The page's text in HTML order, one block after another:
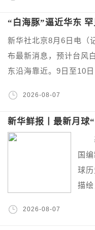
“白海豚”逼近华东
新华社北京8月6日电（
布最新消息，预计台风
东沿海靠近。9日至10
2026-08-07
新华鲜报丨最新月球
基
国
球
描
2026-08-07